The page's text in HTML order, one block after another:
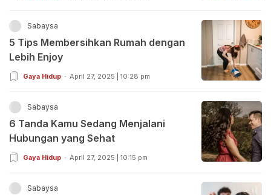
Sabaysa
5 Tips Membersihkan Rumah dengan
Lebih Enjoy
Gaya Hidup April 27, 2025 | 10:28 pm
Sabaysa
6 Tanda Kamu Sedang Menjalani
Hubungan yang Sehat
Gaya Hidup April 27, 2025 | 10:15 pm
Sabaysa